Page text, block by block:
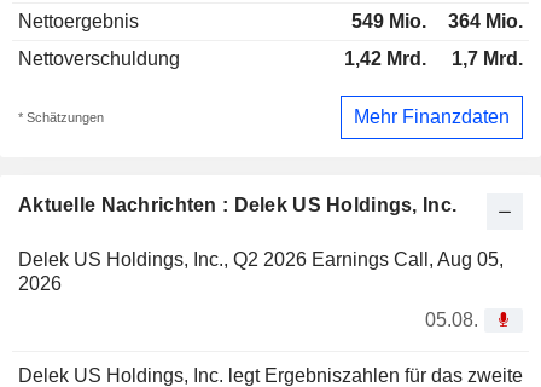
Aktuelle Nachrichten : Delek US Holdings, Inc.
Delek US Holdings, Inc., Q2 2026 Earnings Call, Aug 05,
2026
05.08.
Delek US Holdings, Inc. legt Ergebniszahlen für das zweite
Nettoergebnis
549 Mio.
364 Mio.
Nettoverschuldung
1,42 Mrd. 1,7 Mrd.
* Schätzungen Mehr Finanzdaten